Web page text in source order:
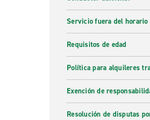
Una amplia gama de
El servicio de alquiler de
flota de vehículos, tanto
estilos y necesidades, con
económico, compacto,
Información de
Servicio fuera del horario
Requisitos de edad
Política para alquileres
Exención de
Resolución de disputas